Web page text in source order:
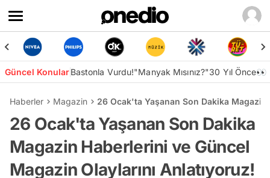
Güncel KonularBastonla Vurdu!"Manyak Mısınız?"30 Yıl Önce👀
Haberler Magazin 26 Ocak'ta Yaşanan Son Dakika
26 Ocak'ta Yaşanan Son Dakika
Magazin Haberlerini ve Güncel
Magazin Olaylarını Anlatıyoruz!